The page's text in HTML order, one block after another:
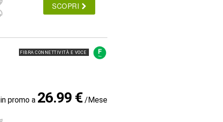
SCOPRI
FIBRA CONNETTIVITÀ E VOCE
in promo a 26.99 € /Mese